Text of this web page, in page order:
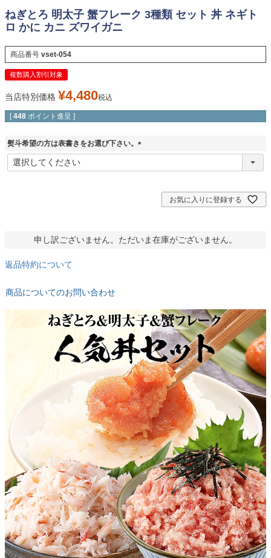
ねぎとろ 明太子 蟹フレーク 3種類 セット 丼 ネギト
ロ かに カニ ズワイガニ
商品番号 vset-054
複数購入割引対象
当店特別価格 ¥4,480税込
[ 448 ポイント進呈 ]
熨斗希望の方は表書きをお選び下さい。
(
お気に入りに登録する
申し訳ございません。ただいま在庫がございません。
返品特約について
商品についてのお問い合わせ